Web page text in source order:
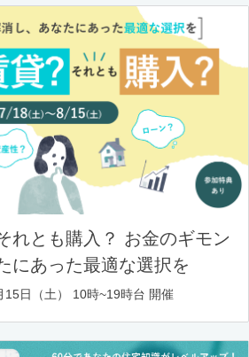
れとも購入？ お金のギモン
にあった最適な選択を
15日（土） 10時~19時台 開催